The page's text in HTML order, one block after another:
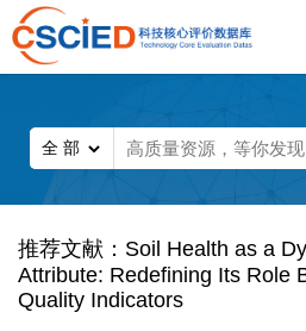
推荐文献：Soil Health as a
Attribute: Redefining Its Role
Quality Indicators